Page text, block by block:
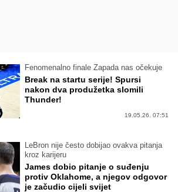
Fenomenalno finale Zapada nas očekuje
Break na startu serije! Spursi
nakon dva produžetka slomili
Thunder!
19.05.26. 07:51
LeBron nije često dobijao ovakva pitanja
kroz karijeru
James dobio pitanje o suđenju
protiv Oklahome, a njegov odgovor
je začudio cijeli svijet